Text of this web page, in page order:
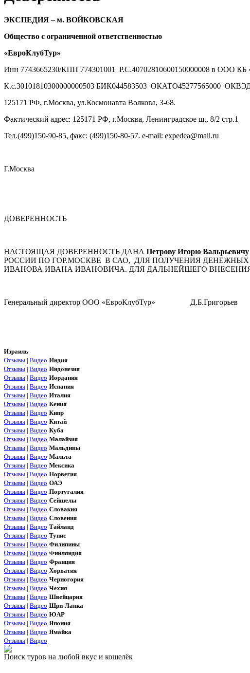
ЭКСПЕДИЯ – м. ВОЙКОВСКАЯ
Общество с ограниченной ответственностью
«ЕвроКлубТур»
Инн 7743665230/КПП 774301001 Р.С.40702810600150000008 в ООО КБ
К.с.30101810300000000503 БИК044583503 ОКАТО45277565000
125171 РФ, г.Москва, ул.Космонавта Волкова, 3-68.
Фактический адрес: 125171 РФ, г.Москва, Ленинградское ш., 8/2 стр.1
Тел.(499)150-90-85, факс: (499)150-80-57. e-mail: expedea@mail.ru
Г.Москва «06»
ДОВЕРЕННОСТЬ
НАСТОЯЩАЯ ДОВЕРЕННОСТЬ ДАНА Петрову Игорю Вальрьевичу
РОССИИ ПО ГОР.МОСКВЕ В САО, ДЛЯ ПОЛУЧЕНИЯ
ИВАНОВА ИВАНА ИВАНОВИЧА. ДЛЯ ДАЛЬНЕЙШЕГО ВНЕСЕНИЯ
Генеральный директор ООО «ЕвроКлубТур» Д.Б.Григорьев
Израиль
Отзывы | Видео Индия
Отзывы | Видео Индонезия
Отзывы | Видео Иордания
Отзывы | Видео Испания
Отзывы | Видео Италия
Отзывы | Видео Кения
Отзывы | Видео Кипр
Отзывы | Видео Китай
Отзывы | Видео Куба
Отзывы | Видео Малайзия
Отзывы | Видео Мальдивы
Отзывы | Видео Мальта
Отзывы | Видео Мексика
Отзывы | Видео Норвегия
Отзывы | Видео ОАЭ
Отзывы | Видео Португалия
Отзывы | Видео Сейшелы
Отзывы | Видео Словакия
Отзывы | Видео Словения
Отзывы | Видео Тайланд
Отзывы | Видео Тунис
Отзывы | Видео Филипины
Отзывы | Видео Финляндия
Отзывы | Видео Франция
Отзывы | Видео Хорватия
Отзывы | Видео Черногория
Отзывы | Видео Чехия
Отзывы | Видео Швейцария
Отзывы | Видео Шри-Ланка
Отзывы | Видео ЮАР
Отзывы | Видео Япония
Отзывы | Видео Ямайка
Отзывы | Видео
Поиск туров на любой вкус и кошелёк